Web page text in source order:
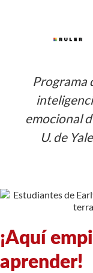
Programa
emocional
U. de
¡Aquí
aprender!